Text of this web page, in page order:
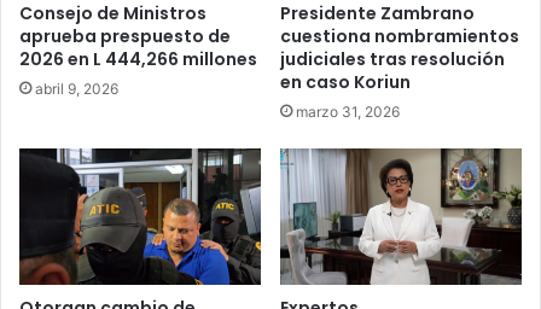
Consejo de Ministros
aprueba prespuesto de
2026 en L 444,266 millones
abril 9, 2026
Presidente Zambrano
cuestiona nombramientos
judiciales tras resolución
en caso Koriun
marzo 31, 2026